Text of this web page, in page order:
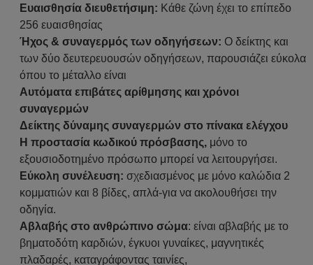
Ευαισθησία διευθετήσιμη: Κάθε ζώνη έχει το επίπεδο
256 ευαισθησίας
Ήχος & συναγερμός των οδηγήσεων: Ο δείκτης και
των δύο δευτερευουσών οδηγήσεων, παρουσιάζει εύκολα
όπου το μέταλλο είναι
Αυτόματα επιβάτες αρίθμησης και χρόνοι
συναγερμών
Δείκτης δύναμης συναγερμών στο πίνακα ελέγχου
Η προστασία κωδικού πρόσβασης, μόνο το
εξουσιοδοτημένο πρόσωπο μπορεί να λειτουργήσει.
Εύκολη συνέλευση: σχεδιασμένος με μόνο καλώδια 2
κομματιών και 8 βίδες, απλά-για να ακολουθήσει την
οδηγία.
Αβλαβής στο ανθρώπινο σώμα: είναι αβλαβής με το
βηματοδότη καρδιών, έγκυοι γυναίκες, μαγνητικές
πλαδαρές, καταγράφοντας ταινίες,